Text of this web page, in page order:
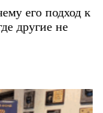
его подход к
другие не